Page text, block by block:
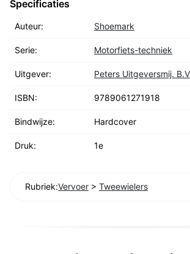
Specificaties
Auteur: Shoemark
Serie: Motorfiets-techniek
Uitgever: Peters Uitgeversmij.
ISBN: 9789061271918
Bindwijze: Hardcover
Druk: 1e
Rubriek:Vervoer > Tweewielers